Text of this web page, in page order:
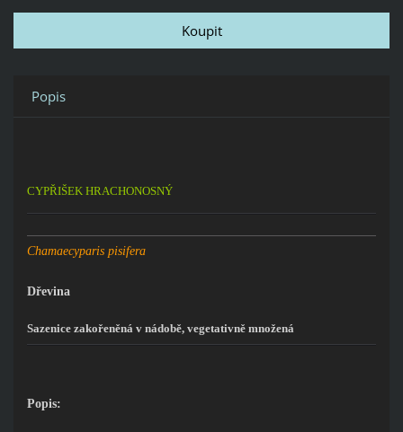
Popis
CYPŘIŠEK HRACHONOSNÝ
Chamaecyparis pisifera
Dřevina
Sazenice zakořeněná v nádobě, vegetativně množená
Popis: